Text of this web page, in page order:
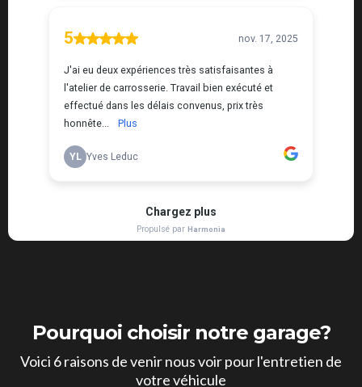
Pourquoi choisir notre garage?
Voici 6 raisons de venir nous voir pour l'entretien de
votre véhicule